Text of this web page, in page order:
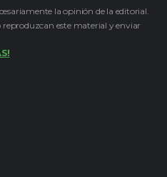
la opinión de la editorial.
este material y enviar